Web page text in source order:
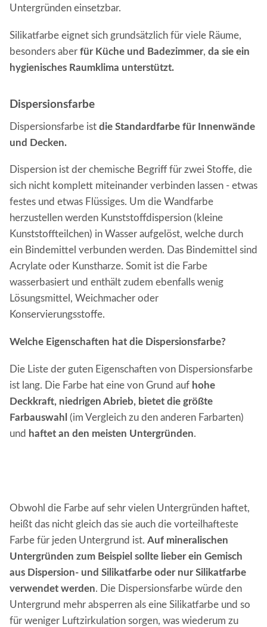
Untergründen einsetzbar.
Silikatfarbe eignet sich grundsätzlich für viele Räume,
besonders aber für Küche und Badezimmer, da sie ein
hygienisches Raumklima unterstützt.
Dispersionsfarbe
Dispersionsfarbe ist die Standardfarbe für Innenwände
und Decken.
Dispersion ist der chemische Begriff für zwei Stoffe, die
sich nicht komplett miteinander verbinden lassen - etwas
festes und etwas Flüssiges. Um die Wandfarbe
herzustellen werden Kunststoffdispersion (kleine
Kunststoffteilchen) in Wasser aufgelöst, welche durch
ein Bindemittel verbunden werden. Das Bindemittel sind
Acrylate oder Kunstharze. Somit ist die Farbe
wasserbasiert und enthält zudem ebenfalls wenig
Lösungsmittel, Weichmacher oder
Konservierungsstoffe.
Welche Eigenschaften hat die Dispersionsfarbe?
Die Liste der guten Eigenschaften von Dispersionsfarbe
ist lang. Die Farbe hat eine von Grund auf hohe
Deckkraft, niedrigen Abrieb, bietet die größte
Farbauswahl (im Vergleich zu den anderen Farbarten)
und haftet an den meisten Untergründen.
Obwohl die Farbe auf sehr vielen Untergründen haftet,
heißt das nicht gleich das sie auch die vorteilhafteste
Farbe für jeden Untergrund ist. Auf mineralischen
Untergründen zum Beispiel sollte lieber ein Gemisch
aus Dispersion- und Silikatfarbe oder nur Silikatfarbe
verwendet werden. Die Dispersionsfarbe würde den
Untergrund mehr absperren als eine Silikatfarbe und so
für weniger Luftzirkulation sorgen, was wiederum zu